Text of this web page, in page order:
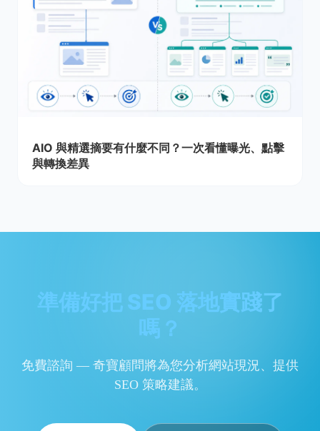
AIO 與精選摘要有什麼不同？一次看懂曝光、點擊
與轉換差異
準備好把 SEO 落地實踐了
嗎？
免費諮詢 — 奇寶顧問將為您分析網站現況、提供
SEO 策略建議。